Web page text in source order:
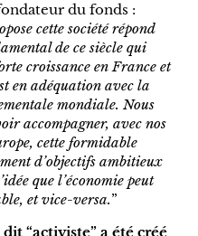
du fonds :
cette société répond
de ce siècle qui
croissance en France et
en adéquation avec la
mondiale. Nous
accompagner, avec nos
cette formidable
d’objectifs ambitieux
que l’économie peut
et vice-versa.”
“activiste” a été créé